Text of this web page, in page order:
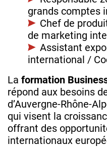
grands comptes
Chef de
de marketing
Assistant
international /
La formation
répond aux besoins
qui visent la
offrant des
internationaux